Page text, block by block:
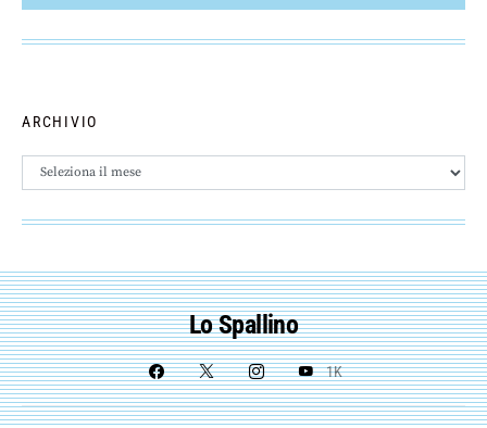
ARCHIVIO
Archivio
Lo Spallino
1K